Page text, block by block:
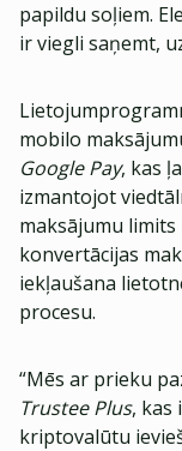
papildu soļiem.
ir viegli saņemt,
mobilo
Google Pay, kas
izmantojot
maksājumu
konvertācijas
iekļaušana
procesu.
“Mēs ar prieku
Trustee Plus, kas
kriptovalūtu